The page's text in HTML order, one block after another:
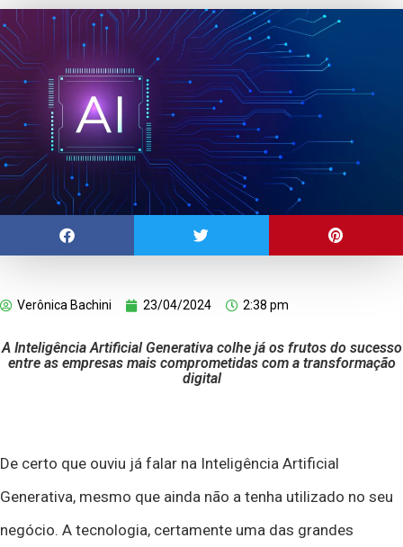
Verônica Bachini 23/04/2024 2:38 pm
A Inteligência Artificial Generativa colhe já os frutos do sucesso
entre as empresas mais comprometidas com a transformação
digital
De certo que ouviu já falar na Inteligência Artificial
Generativa, mesmo que ainda não a tenha utilizado no seu
negócio. A tecnologia, certamente uma das grandes